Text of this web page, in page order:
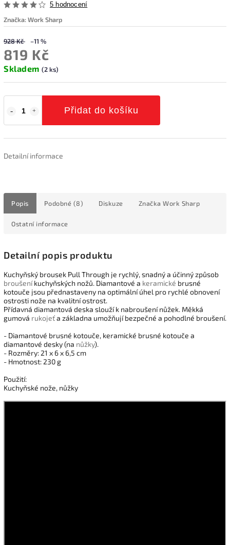
5 hodnocení
Značka:Work Sharp
928 Kč –11 %
819 Kč
Skladem (2 ks)
Přidat do košíku
Detailní informace
Popis Podobné (8) Diskuze Značka Work Sharp
Ostatní informace
Detailní popis produktu
Kuchyňský brousek Pull Through je rychlý, snadný a účinný způsob
broušeníkuchyňských nožů. Diamantové a keramické brusné
kotouče jsou přednastaveny na optimální úhel pro rychlé obnovení
ostrosti nože na kvalitní ostrost.
Přídavná diamantová deska slouží k nabroušení nůžek. Měkká
gumová rukojeťa základna umožňují bezpečné a pohodlné broušení.
- Diamantové brusné kotouče, keramické brusné kotouče a
diamantové desky (na nůžky).
- Rozměry: 21 x 6 x 6,5 cm
- Hmotnost: 230 g
Použití:
Kuchyňské nože, nůžky